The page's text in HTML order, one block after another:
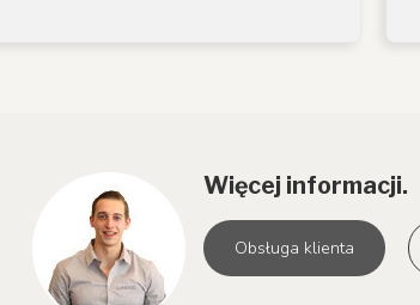
Więcej informacji.
Obsługa klienta